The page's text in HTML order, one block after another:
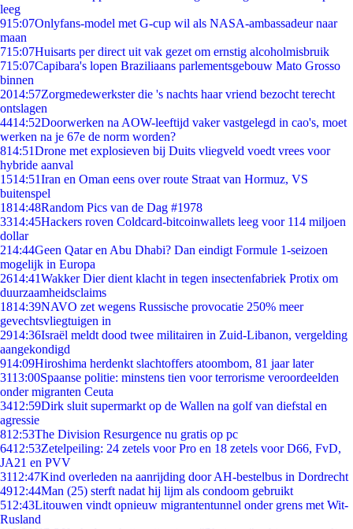
leeg
915:07Onlyfans-model met G-cup wil als NASA-ambassadeur naar
maan
715:07Huisarts per direct uit vak gezet om ernstig alcoholmisbruik
715:07Capibara's lopen Braziliaans parlementsgebouw Mato Grosso
binnen
2014:57Zorgmedewerkster die 's nachts haar vriend bezocht terecht
ontslagen
4414:52Doorwerken na AOW-leeftijd vaker vastgelegd in cao's, moet
werken na je 67e de norm worden?
814:51Drone met explosieven bij Duits vliegveld voedt vrees voor
hybride aanval
1514:51Iran en Oman eens over route Straat van Hormuz, VS
buitenspel
1814:48Random Pics van de Dag #1978
3314:45Hackers roven Coldcard-bitcoinwallets leeg voor 114 miljoen
dollar
214:44Geen Qatar en Abu Dhabi? Dan eindigt Formule 1-seizoen
mogelijk in Europa
2614:41Wakker Dier dient klacht in tegen insectenfabriek Protix om
duurzaamheidsclaims
1814:39NAVO zet wegens Russische provocatie 250% meer
gevechtsvliegtuigen in
2914:36Israël meldt dood twee militairen in Zuid-Libanon, vergelding
aangekondigd
914:09Hiroshima herdenkt slachtoffers atoombom, 81 jaar later
3113:00Spaanse politie: minstens tien voor terrorisme veroordeelden
onder migranten Ceuta
3412:59Dirk sluit supermarkt op de Wallen na golf van diefstal en
agressie
812:53The Division Resurgence nu gratis op pc
6412:53Zetelpeiling: 24 zetels voor Pro en 18 zetels voor D66, FvD,
JA21 en PVV
3112:47Kind overleden na aanrijding door AH-bestelbus in Dordrecht
4912:44Man (25) sterft nadat hij lijm als condoom gebruikt
512:43Litouwen vindt opnieuw migrantentunnel onder grens met Wit-
Rusland